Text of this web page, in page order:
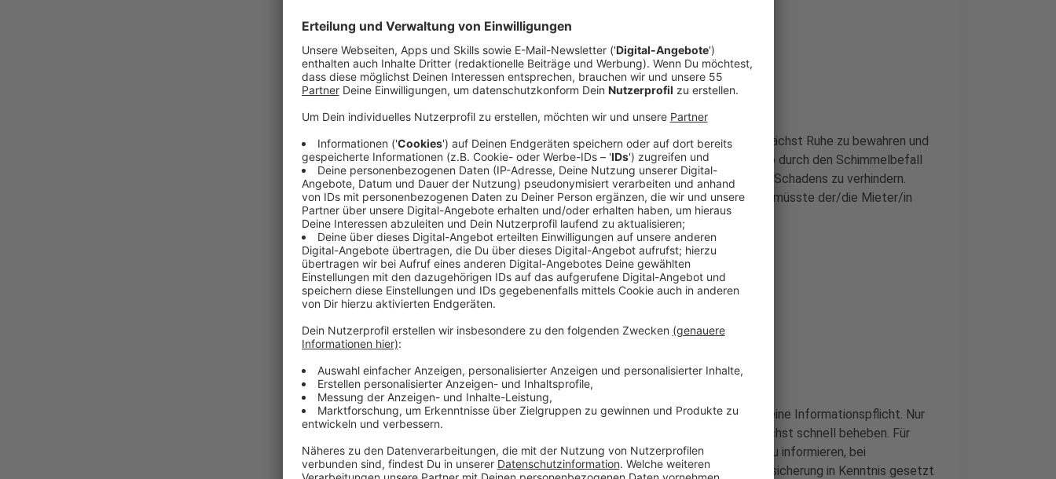
Überprüfen und Sofortmaßnahmen
Anzeige
Wenn man bei sich zu Hause Schimmel entdeckt, dann gilt es zunächst Ruhe zu bewahren und
nach den Ursachen zu suchen. Sofern kein gesundheitliches Risiko durch den Schimmelbefall
besteht, sind Miter/innen dazu verpflichtet, eine Ausbreitung des Schadens zu verhindern.
Wenn der Schimmel also von einem undichten Dach kommt, dann müsste der/die Mieter/in
etwa einen Eimer aufstellen, um das Wasser aufzufangen.
Anzeige
Schaden melden
Wenn ein Schimmelbefall entdeckt wird gilt für die Betroffenen eine Informationspflicht. Nur
dann können die Verantwortlichen schließlich den Schaden möglichst schnell beheben. Für
Miter/innen heißt das die Hausverwaltung oder Vermieter/innen zu informieren, bei
Eigentümer/innen muss die Hausverwaltung oder die Gebäudeversicherung in Kenntnis gesetzt